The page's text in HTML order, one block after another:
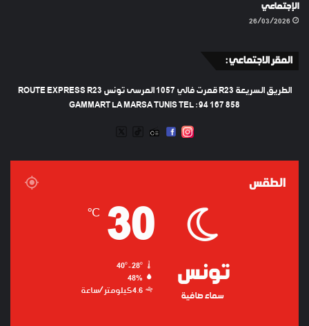
الإجتماعي
26/03/2026
المقر الاجتماعي :
الطريق السريعة R23 قمرت فالي 1057 المرسى تونس ROUTE EXPRESS R23
GAMMART LA MARSA TUNIS TEL : 94 167 858
INSTAGRAM
FACEBOOK
RADIO
TIKTOK
الطقس
تونس
سماء صافية
30
℃
48%
4.6 كيلومتر/ساعة